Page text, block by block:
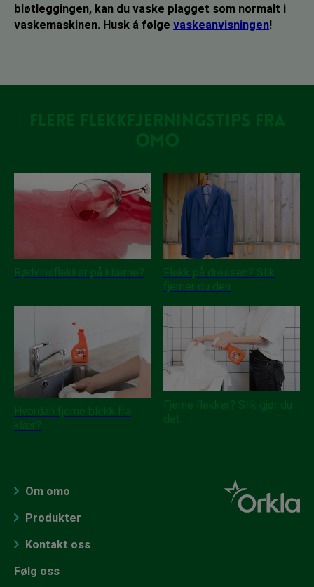
bløtleggingen, kan du vaske plagget som normalt i
vaskemaskinen. Husk å følge vaskeanvisningen!
Om omo
Produkter
Kontakt oss
Følg oss